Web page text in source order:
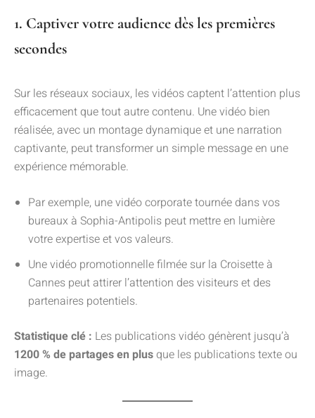
1. Captiver votre audience dès les premières
secondes
Sur les réseaux sociaux, les vidéos captent l’attention plus
efficacement que tout autre contenu. Une vidéo bien
réalisée, avec un montage dynamique et une narration
captivante, peut transformer un simple message en une
expérience mémorable.
Par exemple, une vidéo corporate tournée dans vos
bureaux à Sophia-Antipolis peut mettre en lumière
votre expertise et vos valeurs.
Une vidéo promotionnelle filmée sur la Croisette à
Cannes peut attirer l’attention des visiteurs et des
partenaires potentiels.
Statistique clé : Les publications vidéo génèrent jusqu’à
1200 % de partages en plus que les publications texte ou
image.